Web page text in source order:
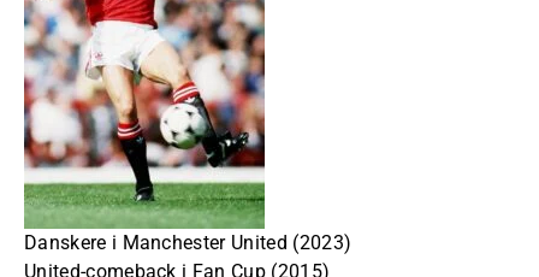
Danskere i Manchester United (2023)
United-comeback i Fan Cup (2015)